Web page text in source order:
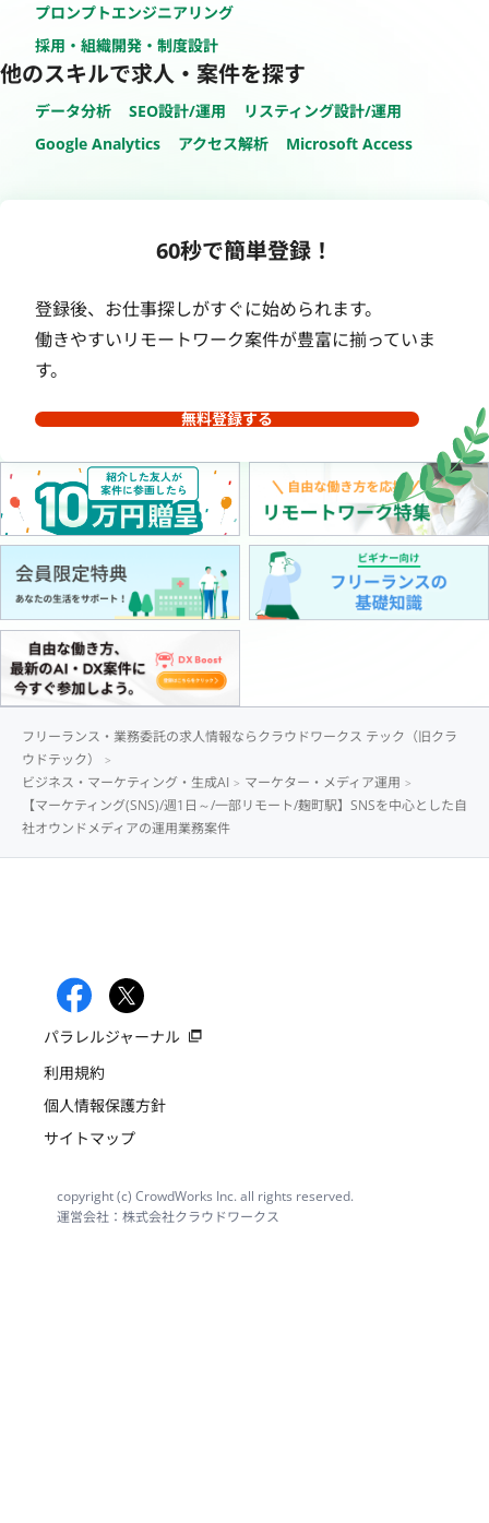
プロンプトエンジニアリング
採用・組織開発・制度設計
他のスキルで求人・案件を探す
データ分析 SEO設計/運用
リスティング設計/運用
Google Analytics
アクセス解析 Microsoft Access
60秒で簡単登録！
登録後、お仕事探しがすぐに始められます。
働きやすいリモートワーク案件が豊富に揃っていま
す。
無料登録する
フリーランス・業務委託の求人情報ならクラウドワークス テック（旧クラ
ウドテック）
ビジネス・マーケティング・生成AI
マーケター・メディア運用
【マーケティング(SNS)/週1日～/一部リモート/麹町駅】SNSを中心とした自
社オウンドメディアの運用業務案件
パラレルジャーナル
利用規約
個人情報保護方針
サイトマップ
copyright (c) CrowdWorks Inc. all rights reserved.
運営会社：株式会社クラウドワークス